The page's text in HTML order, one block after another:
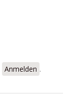
Anmelden .